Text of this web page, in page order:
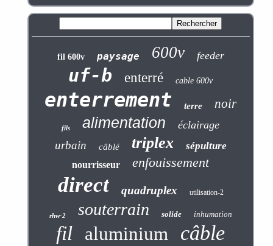
fil 600v paysage 600v feeder
uf-b enterré cable 600v
enterrement terre noir
fils alimentation éclairage
urbain câblé triplex sépulture
nourrisseur enfouissement
direct quadruplex utilisation-2
rhw-2 souterrain solide inhumation
fil aluminium câble